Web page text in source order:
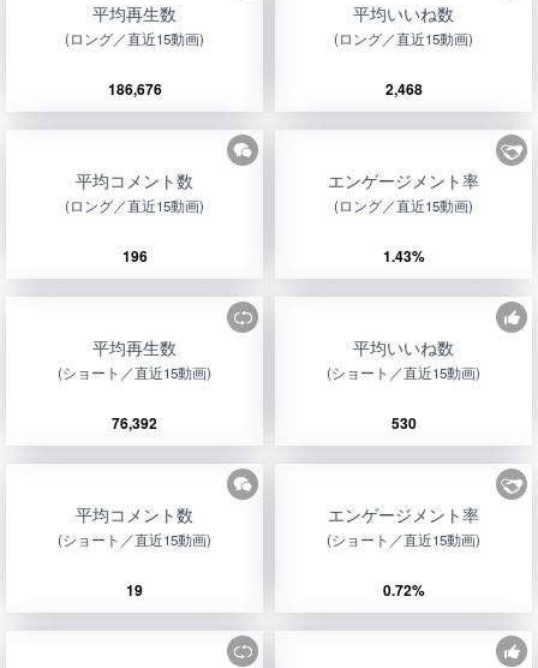
平均再生数
(ロング／直近15動画)
186,676
平均いいね数
(ロング／直近15動画)
2,468
平均コメント数
(ロング／直近15動画)
196
エンゲージメント率
(ロング／直近15動画)
1.43%
平均再生数
(ショート／直近15動画)
76,392
平均いいね数
(ショート／直近15動画)
530
平均コメント数
(ショート／直近15動画)
19
エンゲージメント率
(ショート／直近15動画)
0.72%